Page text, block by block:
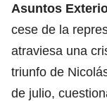
Asuntos
cese de la
atraviesa una
triunfo de
de julio,